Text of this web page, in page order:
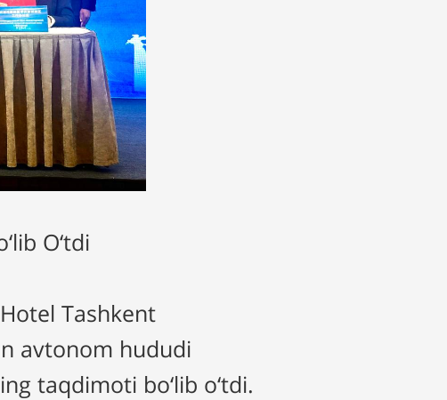
O‘tdi
Tashkent
avtonom hududi
taqdimoti bo‘lib o‘tdi.